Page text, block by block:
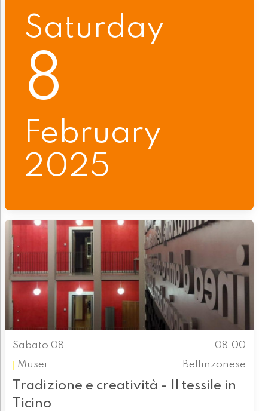
Saturday
8
February
2025
Sabato 08
08.00
Musei
Bellinzonese
Tradizione e creatività - Il tessile in
Ticino